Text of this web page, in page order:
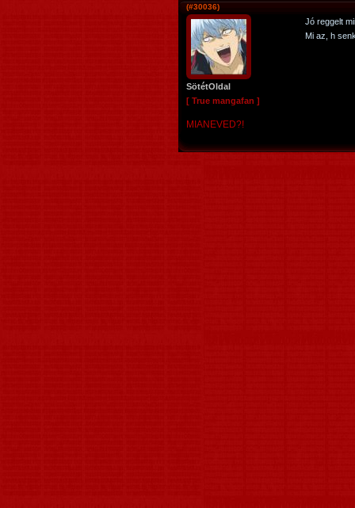
(#30036)
SötétOldal
[ True mangafan ]
Jó reggelt
Mi az, h
MIANEVED?!